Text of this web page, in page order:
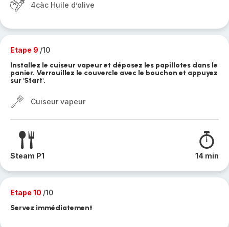
4càc Huile d’olive
Etape 9 /10
Installez le cuiseur vapeur et déposez les papillotes dans le
panier. Verrouillez le couvercle avec le bouchon et appuyez
sur 'Start'.
Cuiseur vapeur
Steam P1 14 min
Etape 10 /10
Servez immédiatement